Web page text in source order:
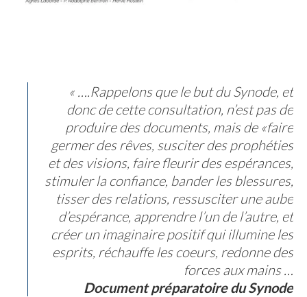
« ….Rappelons que le but du Synode, et
donc de cette consultation, n’est pas de
produire des documents, mais de «faire
germer des rêves, susciter des prophéties
et des visions, faire fleurir des espérances,
stimuler la confiance, bander les blessures,
tisser des relations, ressusciter une aube
d’espérance, apprendre l’un de l’autre, et
créer un imaginaire positif qui illumine les
esprits, réchauffe les coeurs, redonne des
forces aux mains …
Document préparatoire du Synode